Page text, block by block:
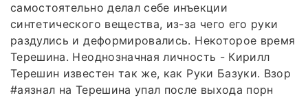
самостоятельно делал себе инъекции
синтетического вещества, из-за чего его руки
раздулись и деформировались. Некоторое время
Терешина. Неоднозначная личность - Кирилл
Терешин известен так же, как Руки Базуки. Взор
#аязнал на Терешина упал после выхода порн